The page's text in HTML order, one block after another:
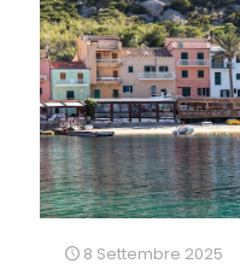
8 Settembre 2025